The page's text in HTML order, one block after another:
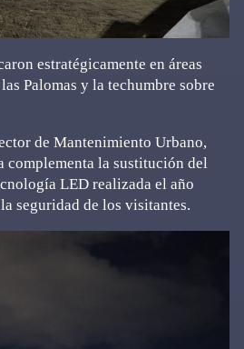
estratégicamente en áreas
Palomas y la techumbre sobre
de Mantenimiento Urbano,
complementa la sustitución del
LED realizada el año
seguridad de los visitantes.